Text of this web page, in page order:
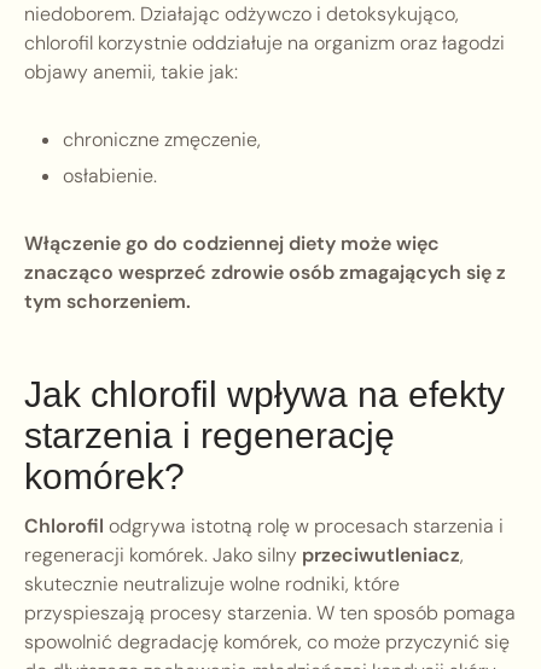
niedoborem. Działając odżywczo i detoksykująco,
chlorofil korzystnie oddziałuje na organizm oraz łagodzi
objawy anemii, takie jak:
chroniczne zmęczenie,
osłabienie.
Włączenie go do codziennej diety może więc
znacząco wesprzeć zdrowie osób zmagających się z
tym schorzeniem.
Jak chlorofil wpływa na efekty
starzenia i regenerację
komórek?
Chlorofil odgrywa istotną rolę w procesach starzenia i
regeneracji komórek. Jako silny przeciwutleniacz,
skutecznie neutralizuje wolne rodniki, które
przyspieszają procesy starzenia. W ten sposób pomaga
spowolnić degradację komórek, co może przyczynić się